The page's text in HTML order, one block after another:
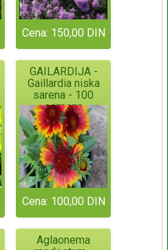
Cena: 150,00 DIN
GAILARDIJA -
Gaillardia niska
sarena - 100
semena
Cena: 100,00 DIN
Aglaonema